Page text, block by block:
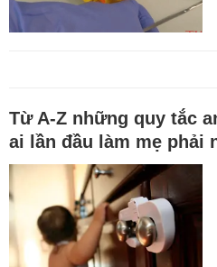
Từ A-Z những quy tắc
ai lần đầu làm mẹ phải